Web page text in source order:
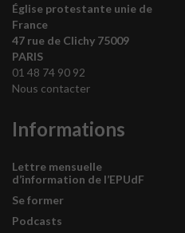
Église protestante unie de
France
47 rue de Clichy 75009
PARIS
01 48 74 90 92
Nous contacter
Informations
Lettre mensuelle
d’information de l’EPUdF
Se former
Podcasts